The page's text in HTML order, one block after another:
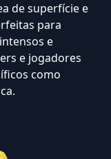
de superfície e
para
e
e jogadores
como